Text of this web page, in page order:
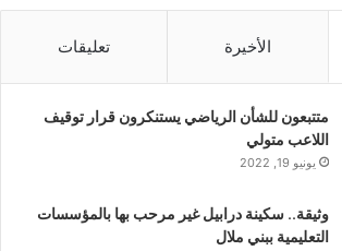
الأخيرة تعليقات
متتبعون للشأن الرياضي يستنكرون قرار توقيف
اللاعب متولي
يونيو 19, 2022
وثيقة.. سكينة درابيل غير مرحب بها بالمؤسسات
التعليمية ببني ملال